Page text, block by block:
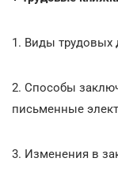
1. Виды трудовых
2. Способы
письменные
3. Изменения в